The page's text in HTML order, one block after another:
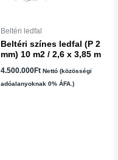
Beltéri ledfal
Beltéri színes ledfal (P 2
mm) 10 m2 / 2,6 x 3,85 m
4.500.000Ft Nettó (közösségi
adóalanyoknak 0% ÁFA.)